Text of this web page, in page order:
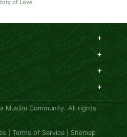
of Love
Muslim Community. All rights
Terms of Service Sitemap